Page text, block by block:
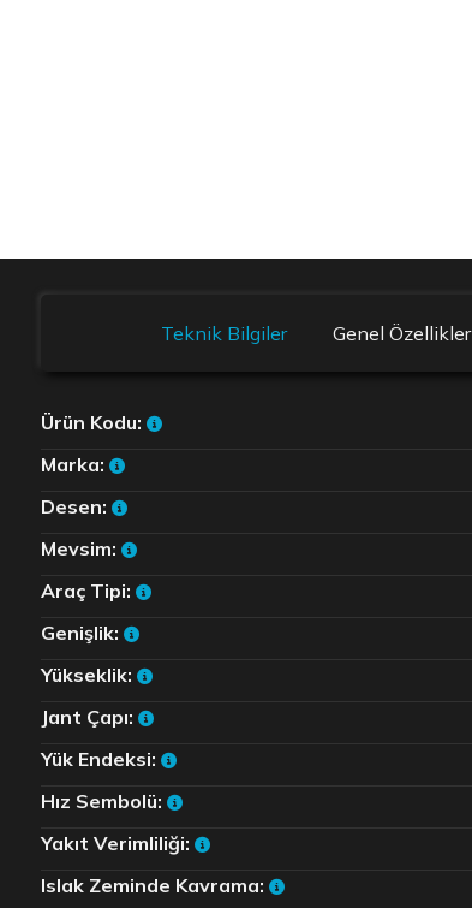
Teknik Bilgiler Genel Özellikler
Ürün Kodu:
Marka:
Desen:
Mevsim:
Araç Tipi:
Genişlik:
Yükseklik:
Jant Çapı:
Yük Endeksi:
Hız Sembolü:
Yakıt Verimliliği:
Islak Zeminde Kavrama: